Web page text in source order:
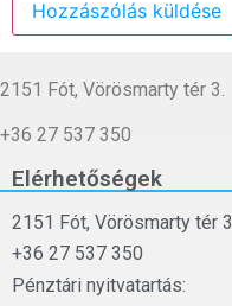
2151 Fót, Vörösmarty tér 3.
+36 27 537 350
Elérhetőségek
2151 Fót, Vörösmarty tér 3.
+36 27 537 350
Pénztári nyitvatartás: